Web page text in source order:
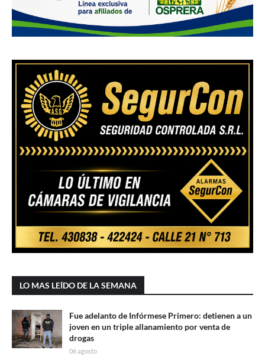
LO MAS LEÍDO DE LA SEMANA
Fue adelanto de Infórmese Primero: detienen a un
joven en un triple allanamiento por venta de
drogas
06 agosto